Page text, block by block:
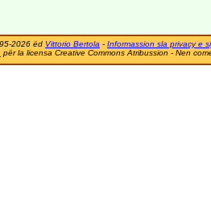
2026 ëd Vittorio Bertola - Informassion sla privacy e
për la licensa Creative Commons Atribussion - Nen